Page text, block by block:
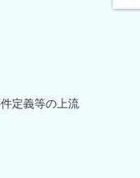
定義等の上流